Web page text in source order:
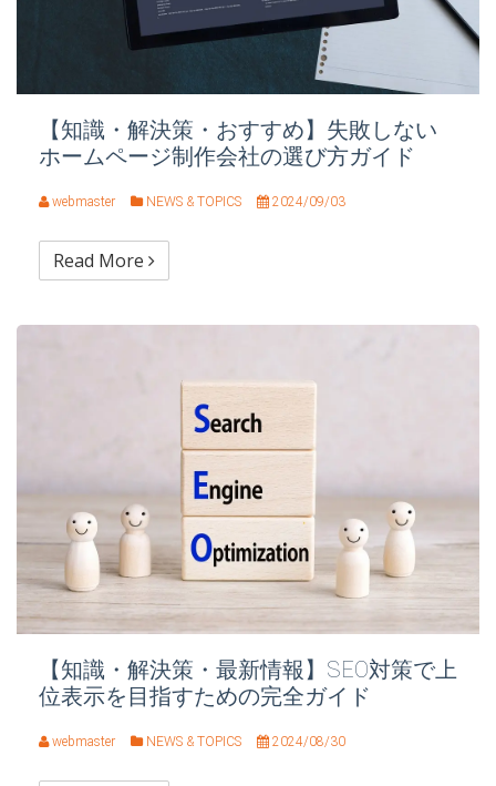
【知識・解決策・おすすめ】失敗しない
ホームページ制作会社の選び方ガイド
webmaster NEWS & TOPICS 2024/09/03
Read More
【知識・解決策・最新情報】SEO対策で上
位表示を目指すための完全ガイド
webmaster NEWS & TOPICS 2024/08/30